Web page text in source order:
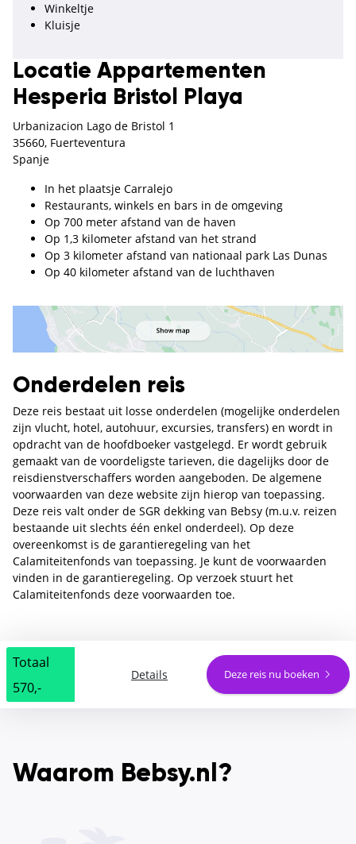
Winkeltje
Kluisje
Locatie Appartementen
Hesperia Bristol Playa
Urbanizacion Lago de Bristol 1
35660, Fuerteventura
Spanje
In het plaatsje Carralejo
Restaurants, winkels en bars in de omgeving
Op 700 meter afstand van de haven
Op 1,3 kilometer afstand van het strand
Op 3 kilometer afstand van nationaal park Las Dunas
Op 40 kilometer afstand van de luchthaven
Onderdelen reis
Deze reis bestaat uit losse onderdelen (mogelijke onderdelen
zijn vlucht, hotel, autohuur, excursies, transfers) en wordt in
opdracht van de hoofdboeker vastgelegd. Er wordt gebruik
gemaakt van de voordeligste tarieven, die dagelijks door de
reisdienstverschaffers worden aangeboden. De algemene
voorwaarden van deze website zijn hierop van toepassing.
Deze reis valt onder de SGR dekking van Bebsy (m.u.v. reizen
bestaande uit slechts één enkel onderdeel). Op deze
overeenkomst is de garantieregeling van het
Calamiteitenfonds van toepassing. Je kunt de voorwaarden
vinden in de garantieregeling. Op verzoek stuurt het
Calamiteitenfonds deze voorwaarden toe.
Totaal
570,-
Details Deze reis nu boeken
Waarom Bebsy.nl?